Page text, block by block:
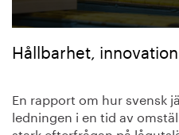
Hållbarhet,
En rapport om hur svensk
ledningen i en tid av